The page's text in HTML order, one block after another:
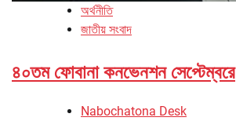
অর্থনীতি
জাতীয় সংবাদ
৪০তম ফোবানা কনভেনশন সেপ্টেম্বরে
Nabochatona Desk